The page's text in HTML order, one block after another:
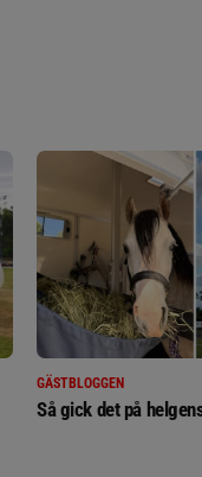
GÄSTBLOGGEN
Så gick det på